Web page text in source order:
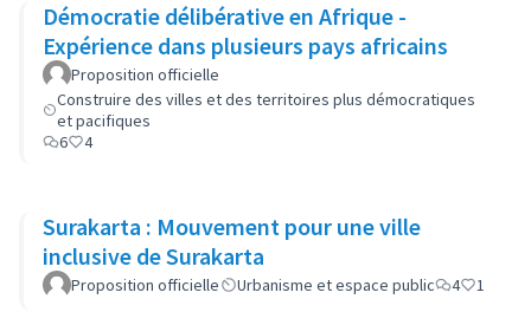
Démocratie délibérative en Afrique -
Expérience dans plusieurs pays africains
Proposition officielle
Construire des villes et des territoires plus démocratiques
et pacifiques
6
4
Surakarta : Mouvement pour une ville
inclusive de Surakarta
Proposition officielle Urbanisme et espace public 4 1